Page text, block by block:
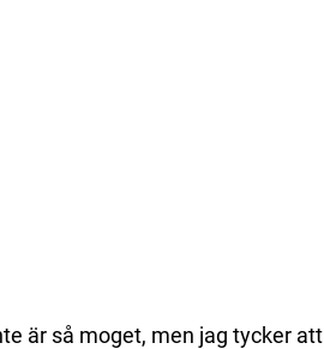
är så moget, men jag tycker att